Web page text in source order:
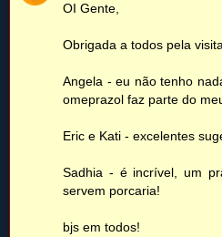
OI Gente,
Obrigada a todos pela
Angela - eu não tenho
omeprazol faz parte do
Eric e Kati - excelentes
Sadhia - é incrível, um
servem porcaria!
bjs em todos!